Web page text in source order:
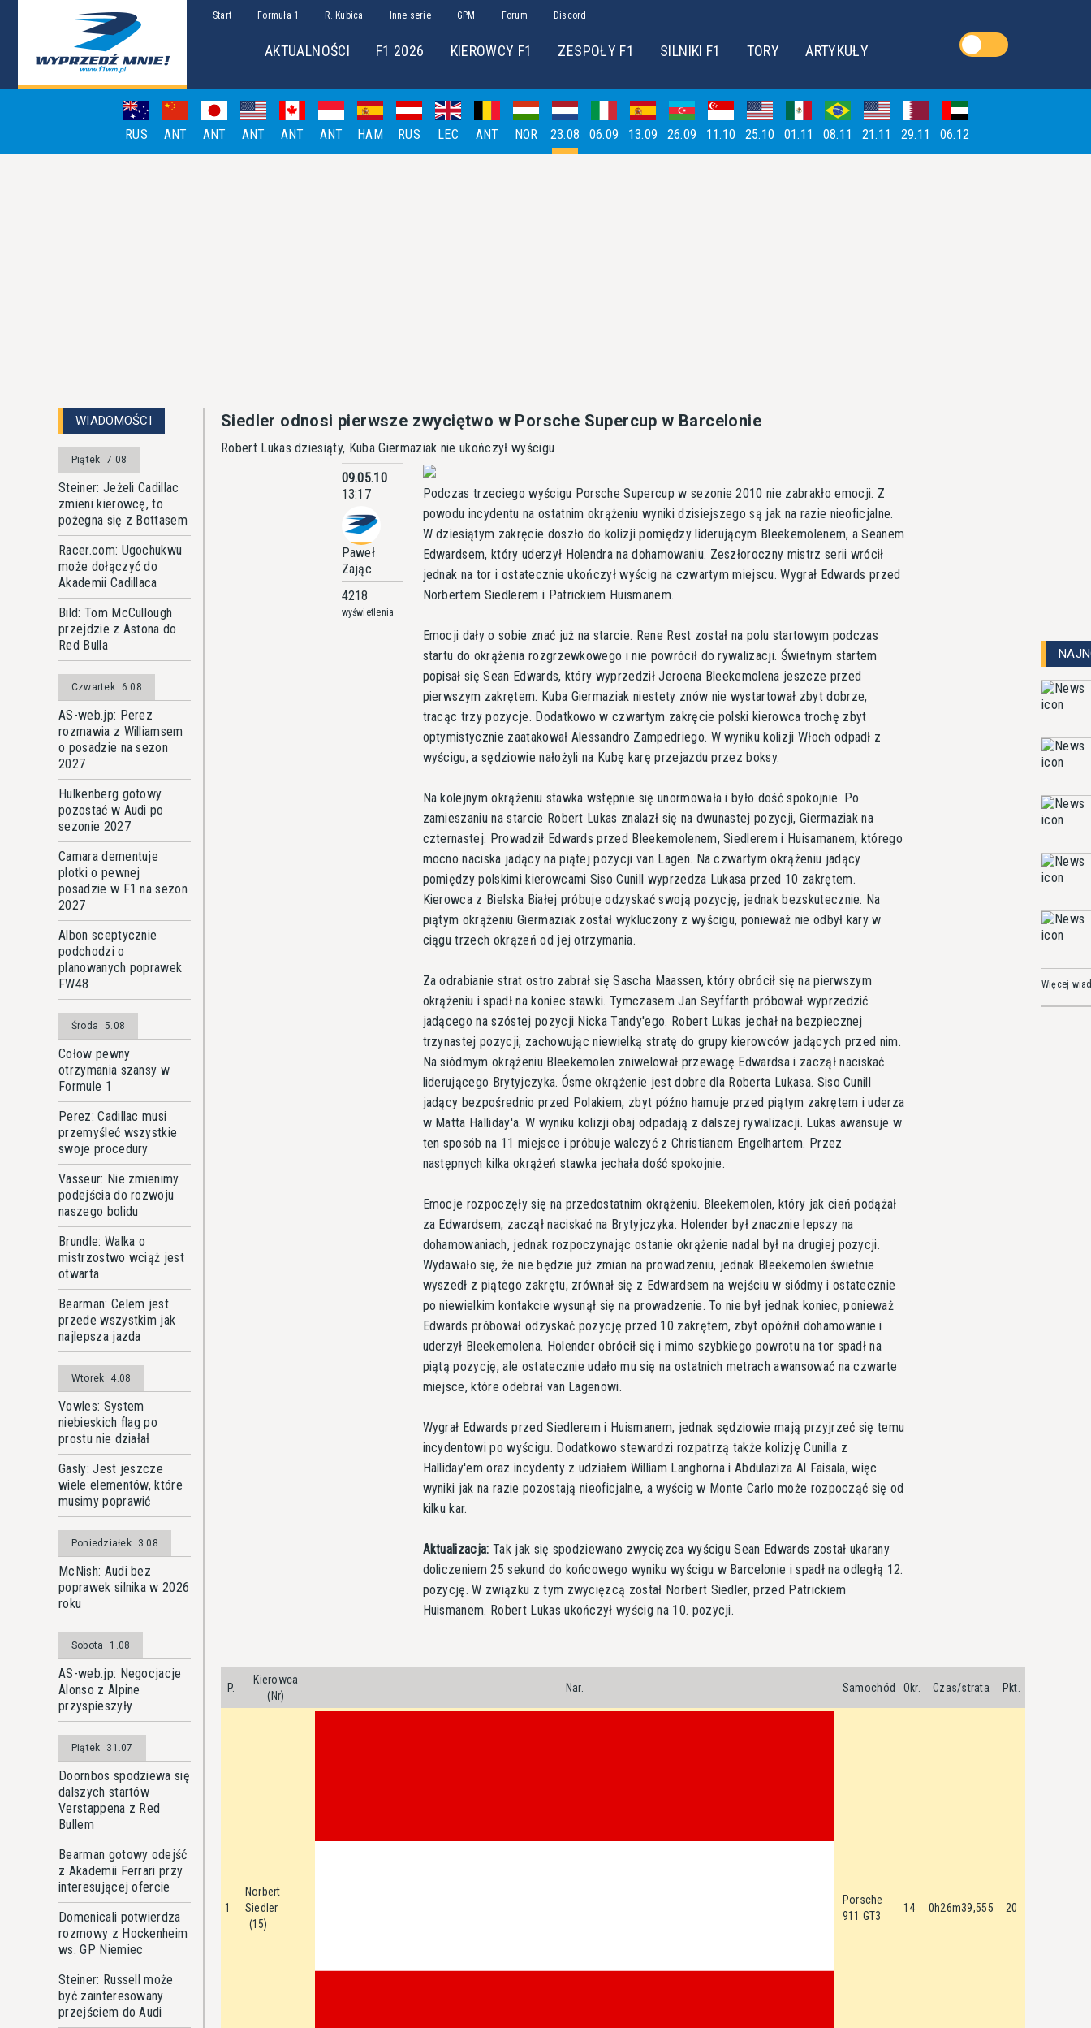
Start Formuła 1 R. Kubica Inne serie GPM Forum Discord
AKTUALNOŚCI F1 2026 KIEROWCY F1 ZESPOŁY F1 SILNIKI F1 TORY ARTYKUŁY
RUS ANT ANT ANT ANT ANT HAM RUS LEC ANT NOR 23.08 06.09 13.09 26.09 11.10 25.10 01.11 08.11 21.11 29.11 06.12
WIADOMOŚCI
Piątek 7.08
Steiner: Jeżeli Cadillac
zmieni kierowcę, to
pożegna się z Bottasem
Racer.com: Ugochukwu
może dołączyć do
Akademii Cadillaca
Bild: Tom McCullough
przejdzie z Astona do
Red Bulla
Czwartek 6.08
AS-web.jp: Perez
rozmawia z Williamsem
o posadzie na sezon
2027
Hulkenberg gotowy
pozostać w Audi po
sezonie 2027
Camara dementuje
plotki o pewnej
posadzie w F1 na sezon
2027
Albon sceptycznie
podchodzi o
planowanych poprawek
FW48
Środa 5.08
Cołow pewny
otrzymania szansy w
Formule 1
Perez: Cadillac musi
przemyśleć wszystkie
swoje procedury
Vasseur: Nie zmienimy
podejścia do rozwoju
naszego bolidu
Brundle: Walka o
mistrzostwo wciąż jest
otwarta
Bearman: Celem jest
przede wszystkim jak
najlepsza jazda
Wtorek 4.08
Vowles: System
niebieskich flag po
prostu nie działał
Gasly: Jest jeszcze
wiele elementów, które
musimy poprawić
Poniedziałek 3.08
McNish: Audi bez
poprawek silnika w 2026
roku
Sobota 1.08
AS-web.jp: Negocjacje
Alonso z Alpine
przyspieszyły
Piątek 31.07
Doornbos spodziewa się
dalszych startów
Verstappena z Red
Bullem
Bearman gotowy odejść
z Akademii Ferrari przy
interesującej ofercie
Domenicali potwierdza
rozmowy z Hockenheim
ws. GP Niemiec
Steiner: Russell może
być zainteresowany
przejściem do Audi
Siedler odnosi pierwsze zwyciętwo w Porsche Supercup w Barcelonie
Robert Lukas dziesiąty, Kuba Giermaziak nie ukończył wyścigu
09.05.10
13:17
Paweł
Zając
4218
wyświetlenia
Podczas trzeciego wyścigu Porsche Supercup w sezonie 2010 nie zabrakło emocji. Z
powodu incydentu na ostatnim okrążeniu wyniki dzisiejszego są jak na razie nieoficjalne.
W dziesiątym zakręcie doszło do kolizji pomiędzy liderującym Bleekemolenem, a Seanem
Edwardsem, który uderzył Holendra na dohamowaniu. Zeszłoroczny mistrz serii wrócił
jednak na tor i ostatecznie ukończył wyścig na czwartym miejscu. Wygrał Edwards przed
Norbertem Siedlerem i Patrickiem Huismanem.
Emocji dały o sobie znać już na starcie. Rene Rest został na polu startowym podczas
startu do okrążenia rozgrzewkowego i nie powrócił do rywalizacji. Świetnym startem
popisał się Sean Edwards, który wyprzedził Jeroena Bleekemolena jeszcze przed
pierwszym zakrętem. Kuba Giermaziak niestety znów nie wystartował zbyt dobrze,
tracąc trzy pozycje. Dodatkowo w czwartym zakręcie polski kierowca trochę zbyt
optymistycznie zaatakował Alessandro Zampedriego. W wyniku kolizji Włoch odpadł z
wyścigu, a sędziowie nałożyli na Kubę karę przejazdu przez boksy.
Na kolejnym okrążeniu stawka wstępnie się unormowała i było dość spokojnie. Po
zamieszaniu na starcie Robert Lukas znalazł się na dwunastej pozycji, Giermaziak na
czternastej. Prowadził Edwards przed Bleekemolenem, Siedlerem i Huisamanem, którego
mocno naciska jadący na piątej pozycji van Lagen. Na czwartym okrążeniu jadący
pomiędzy polskimi kierowcami Siso Cunill wyprzedza Lukasa przed 10 zakrętem.
Kierowca z Bielska Białej próbuje odzyskać swoją pozycję, jednak bezskutecznie. Na
piątym okrążeniu Giermaziak został wykluczony z wyścigu, ponieważ nie odbył kary w
ciągu trzech okrążeń od jej otrzymania.
Za odrabianie strat ostro zabrał się Sascha Maassen, który obrócił się na pierwszym
okrążeniu i spadł na koniec stawki. Tymczasem Jan Seyffarth próbował wyprzedzić
jadącego na szóstej pozycji Nicka Tandy'ego. Robert Lukas jechał na bezpiecznej
trzynastej pozycji, zachowując niewielką stratę do grupy kierowców jadących przed nim.
Na siódmym okrążeniu Bleekemolen zniwelował przewagę Edwardsa i zaczął naciskać
liderującego Brytyjczyka. Ósme okrążenie jest dobre dla Roberta Lukasa. Siso Cunill
jadący bezpośrednio przed Polakiem, zbyt późno hamuje przed piątym zakrętem i uderza
w Matta Halliday'a. W wyniku kolizji obaj odpadają z dalszej rywalizacji. Lukas awansuje w
ten sposób na 11 miejsce i próbuje walczyć z Christianem Engelhartem. Przez
następnych kilka okrążeń stawka jechała dość spokojnie.
Emocje rozpoczęły się na przedostatnim okrążeniu. Bleekemolen, który jak cień podążał
za Edwardsem, zaczął naciskać na Brytyjczyka. Holender był znacznie lepszy na
dohamowaniach, jednak rozpoczynając ostanie okrążenie nadal był na drugiej pozycji.
Wydawało się, że nie będzie już zmian na prowadzeniu, jednak Bleekemolen świetnie
wyszedł z piątego zakrętu, zrównał się z Edwardsem na wejściu w siódmy i ostatecznie
po niewielkim kontakcie wysunął się na prowadzenie. To nie był jednak koniec, ponieważ
Edwards próbował odzyskać pozycję przed 10 zakrętem, zbyt opóźnił dohamowanie i
uderzył Bleekemolena. Holender obrócił się i mimo szybkiego powrotu na tor spadł na
piątą pozycję, ale ostatecznie udało mu się na ostatnich metrach awansować na czwarte
miejsce, które odebrał van Lagenowi.
Wygrał Edwards przed Siedlerem i Huismanem, jednak sędziowie mają przyjrzeć się temu
incydentowi po wyścigu. Dodatkowo stewardzi rozpatrzą także kolizję Cunilla z
Halliday'em oraz incydenty z udziałem William Langhorna i Abdulaziza Al Faisala, więc
wyniki jak na razie pozostają nieoficjalne, a wyścig w Monte Carlo może rozpocząć się od
kilku kar.
Aktualizacja: Tak jak się spodziewano zwycięzca wyścigu Sean Edwards został ukarany
doliczeniem 25 sekund do końcowego wyniku wyścigu w Barcelonie i spadł na odległą 12.
pozycję. W związku z tym zwycięzcą został Norbert Siedler, przed Patrickiem
Huismanem. Robert Lukas ukończył wyścig na 10. pozycji.
P.
Kierowca
(Nr)
Nar. Samochód Okr. Czas/strata Pkt.
1
Norbert
Siedler
(15)
Porsche
911 GT3
14 0h26m39,555 20
Więcej